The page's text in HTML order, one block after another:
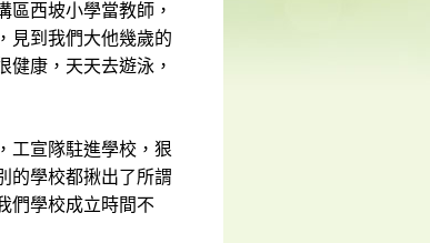
區西坡小學當教師，
見到我們大他幾歲的
健康，天天去遊泳，
工宣隊駐進學校，狠
的學校都揪出了所謂
們學校成立時間不